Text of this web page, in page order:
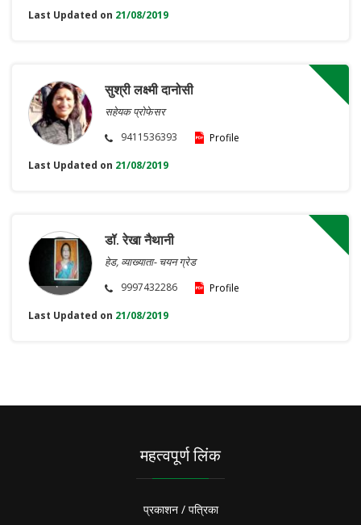
Last Updated on 21/08/2019
सुश्री लक्ष्मी दानोसी
सहेयक प्रोफेसर
9411536393
Profile
Last Updated on 21/08/2019
डॉ. रेखा नैथानी
हेड, व्याख्याता- चयन ग्रेड
9997432286
Profile
Last Updated on 21/08/2019
महत्वपूर्ण लिंक
प्रकाशन / पत्रिका